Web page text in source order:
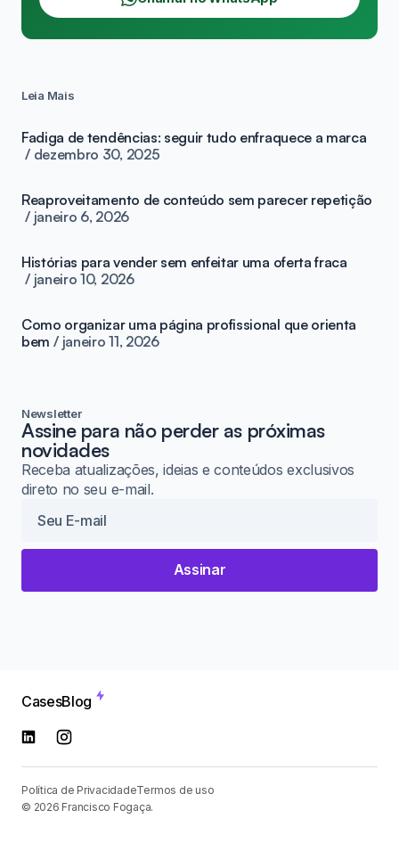
Leia Mais
Fadiga de tendências: seguir tudo enfraquece a marca
dezembro 30, 2025
Reaproveitamento de conteúdo sem parecer repetição
janeiro 6, 2026
Histórias para vender sem enfeitar uma oferta fraca
janeiro 10, 2026
Como organizar uma página profissional que orienta
bem
janeiro 11, 2026
Newsletter
Assine para não perder as próximas
novidades
Receba atualizações, ideias e conteúdos exclusivos
direto no seu e-mail.
Assinar
CasesBlog
Política de PrivacidadeTermos de uso
© 2026 Francisco Fogaça.